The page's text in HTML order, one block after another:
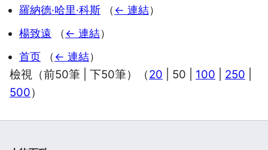
羅納德·哈里·科斯
（ ← 連結）
楊致遠
（ ← 連結）
首页
（ ← 連結）
檢視（前50筆 下50筆）（20 50 100 250
500）